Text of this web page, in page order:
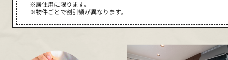
※居住用に限ります。
※物件ごとで割引額が異なります。